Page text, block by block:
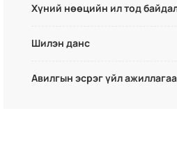
Хүний нөөцийн ил тод
Шилэн данс
Авилгын эсрэг үйл